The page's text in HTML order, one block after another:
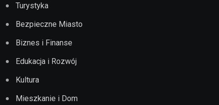
Turystyka
Bezpieczne Miasto
Biznes i Finanse
Edukacja i Rozwój
Kultura
Mieszkanie i Dom